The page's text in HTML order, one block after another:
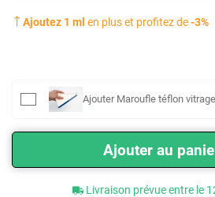
Ajoutez 1 ml en plus et profitez de-3%
Ajouter Maroufle téflon
Ajouter au
Livraison prévue entre le